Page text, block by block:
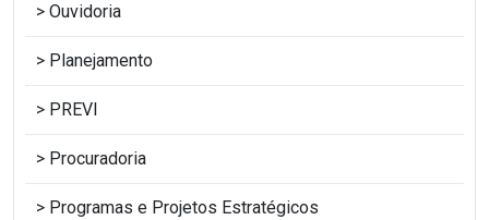
Ouvidoria
Planejamento
PREVI
Procuradoria
Programas e Projetos Estratégicos